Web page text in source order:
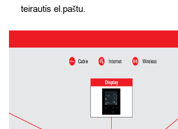
teirautis el.paštu.